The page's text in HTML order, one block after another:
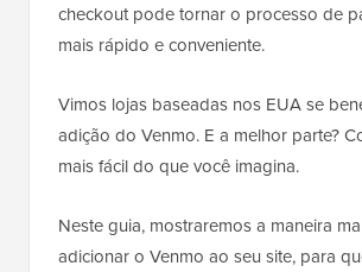
checkout pode tornar o processo de
mais rápido e conveniente.
Vimos lojas baseadas nos EUA se
adição do Venmo. E a melhor parte?
mais fácil do que você imagina.
Neste guia, mostraremos a maneira
adicionar o Venmo ao seu site, para